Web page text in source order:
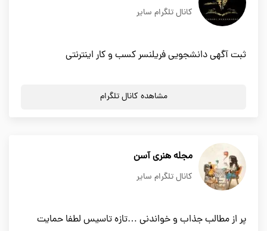
کانال تلگرام سایر
ثبت آگهی دانشجویی فریلنسر کسب و کار اینترنتی
مشاهده کانال تلگرام
مجله هنری آسن
کانال تلگرام سایر
پر از مطالب جذاب و خواندنی …تازه تاسیس لطفا حمایت